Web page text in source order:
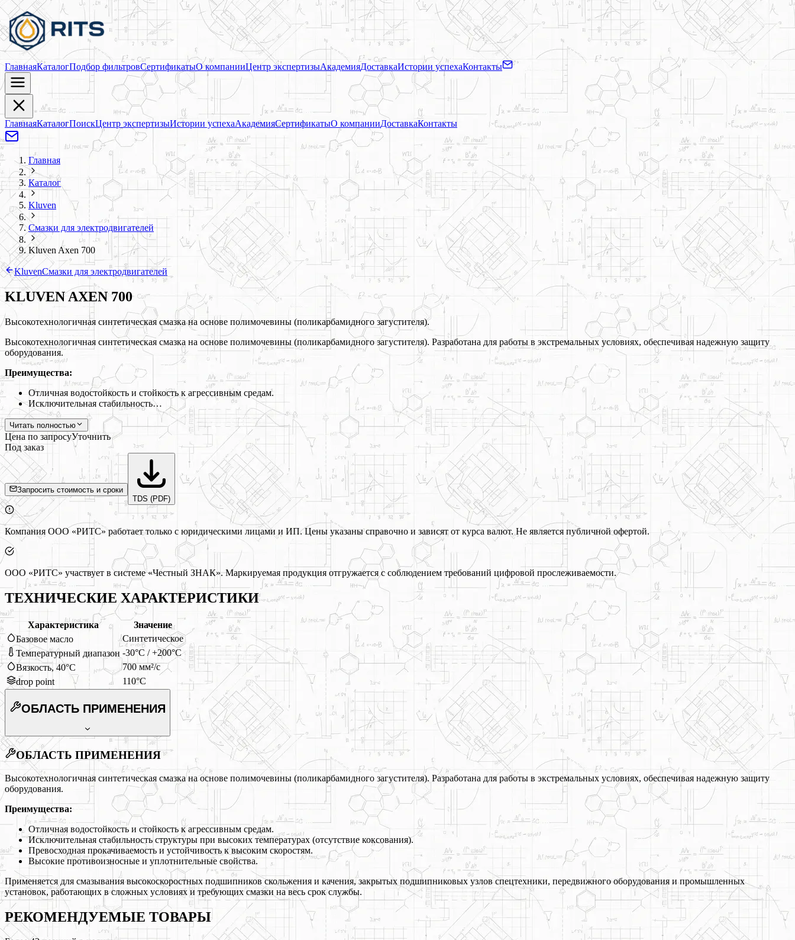
ГлавнаяКаталогПодбор фильтровСертификатыО компанииЦентр экспертизыАкадемияДоставкаИстории успехаКонтакты
ГлавнаяКаталогПоискЦентр экспертизыИстории успехаАкадемияСертификатыО компанииДоставкаКонтакты
Главная
Каталог
Kluven
Смазки для электродвигателей
Kluven Axen 700
KluvenСмазки для электродвигателей
KLUVEN AXEN 700
Высокотехнологичная синтетическая смазка на основе полимочевины (поликарбамидного загустителя).
Высокотехнологичная синтетическая смазка на основе полимочевины (поликарбамидного загустителя). Разработана для работы в экстремальных условиях, обеспечивая надежную защиту
оборудования.
Преимущества:
Отличная водостойкость и стойкость к агрессивным средам.
Исключительная стабильность…
Читать полностью
Цена по запросуУточнить
Под заказ
Запросить стоимость и сроки
TDS (PDF)
Компания ООО «РИТС» работает только с юридическими лицами и ИП. Цены указаны справочно и зависят от курса валют. Не является публичной офертой.
ООО «РИТС» участвует в системе «Честный ЗНАК». Маркируемая продукция отгружается с соблюдением требований цифровой прослеживаемости.
ТЕХНИЧЕСКИЕ ХАРАКТЕРИСТИКИ
Характеристика
Значение
Базовое масло
Синтетическое
Температурный диапазон -30°C / +200°C
Вязкость, 40°C
700 мм²/с
drop point
110°C
ОБЛАСТЬ ПРИМЕНЕНИЯ
ОБЛАСТЬ ПРИМЕНЕНИЯ
Высокотехнологичная синтетическая смазка на основе полимочевины (поликарбамидного загустителя). Разработана для работы в экстремальных условиях, обеспечивая надежную защиту
оборудования.
Преимущества:
Отличная водостойкость и стойкость к агрессивным средам.
Исключительная стабильность структуры при высоких температурах (отсутствие коксования).
Превосходная прокачиваемость и устойчивость к высоким скоростям.
Высокие противоизносные и уплотнительные свойства.
Применяется для смазывания высокоскоростных подшипников скольжения и качения, закрытых подшипниковых узлов спецтехники, передвижного оборудования и промышленных
установок, работающих в сложных условиях и требующих смазки на весь срок службы.
РЕКОМЕНДУЕМЫЕ ТОВАРЫ